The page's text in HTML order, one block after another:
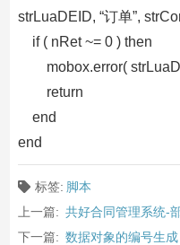
strLuaDEID, “订单”,
if ( nRet ~= 0 ) then
mobox.error(
return
end
end
标签: 脚本
上一篇: 共好合同管理系统-
下一篇: 数据对象的编号生成